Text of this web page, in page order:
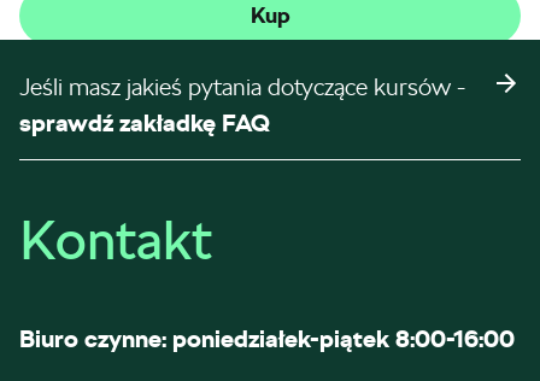
Kup
Jeśli masz jakieś pytania dotyczące kursów -
sprawdź zakładkę FAQ
Kontakt
Biuro czynne: poniedziałek-piątek 8:00-16:00